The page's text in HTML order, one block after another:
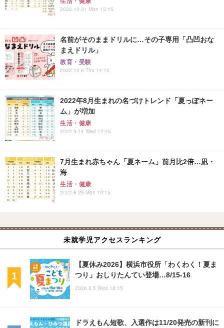
2022.10.31 Mon 15:15
名前がそのままドリルに…その子専用「凸凹おな
まえドリル」
教育・受験
2022.10.6 Thu 14:15
2022年8月生まれの名づけトレンド「夏っぽネー
ム」が増加
生活・健康
2022.9.14 Wed 12:45
7月生まれ赤ちゃん「夏ネーム」前月比2倍…凪・
海
生活・健康
2022.8.29 Mon 19:15
未就学児アクセスランキング
【夏休み2026】横浜市役所「わくわく！夏ま
つり」おしりたんてい登場…8/15-16
2026.8.5 Wed 18:15
ドラえもん短歌、入選作は11/20発売の新刊に